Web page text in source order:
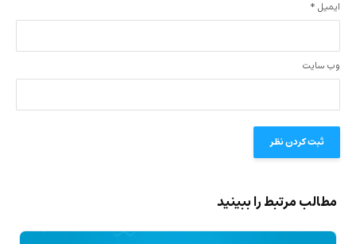
ایمیل *
وب‌ سایت
مطالب مرتبط را ببینید